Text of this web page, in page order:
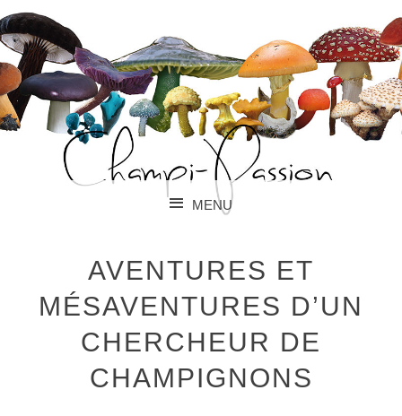
CHAMPI-PASSION
PARLONS CHAMPIGNONS !
MENU
AVENTURES ET
MÉSAVENTURES D’UN
CHERCHEUR DE
CHAMPIGNONS